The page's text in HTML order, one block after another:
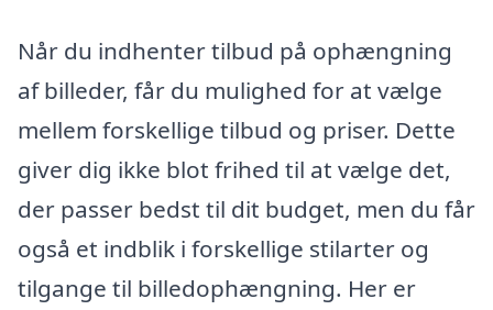
Når du indhenter tilbud på ophængning
af billeder, får du mulighed for at vælge
mellem forskellige tilbud og priser. Dette
giver dig ikke blot frihed til at vælge det,
der passer bedst til dit budget, men du får
også et indblik i forskellige stilarter og
tilgange til billedophængning. Her er